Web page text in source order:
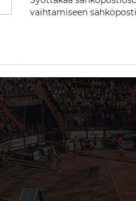
vaihtamiseen